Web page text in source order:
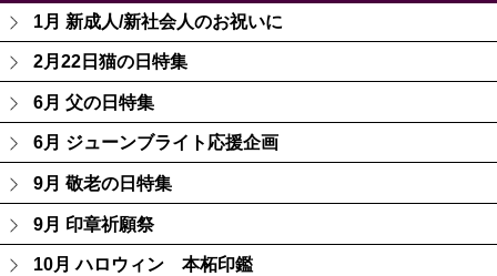
1月 新成人/新社会人のお祝いに
2月22日猫の日特集
6月 父の日特集
6月 ジューンブライト応援企画
9月 敬老の日特集
9月 印章祈願祭
10月 ハロウィン 本柘印鑑